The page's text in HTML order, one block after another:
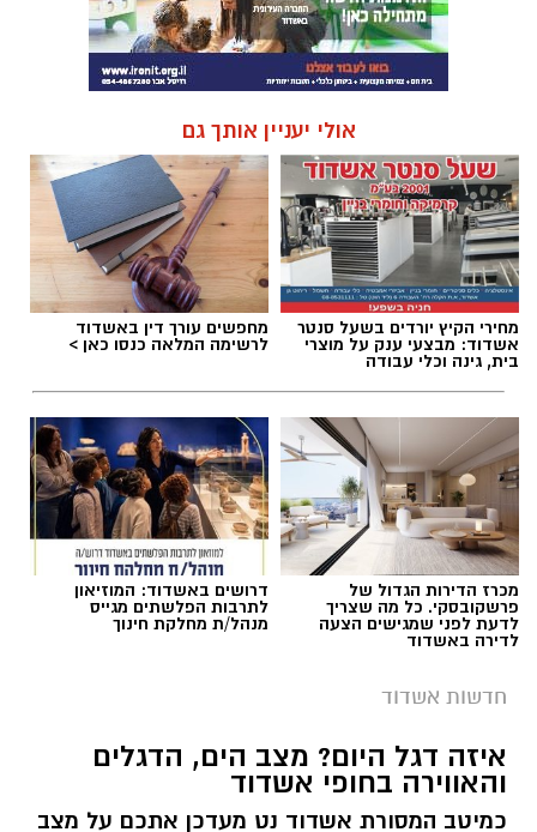
אולי יעניין אותך גם
מחירי הקיץ יורדים בשעל סנטר
אשדוד: מבצעי ענק על מוצרי
בית, גינה וכלי עבודה
מחפשים עורך דין באשדוד
לרשימה המלאה כנסו כאן >
מכרז הדירות הגדול של
פרשקובסקי. כל מה שצריך
לדעת לפני שמגישים הצעה
לדירה באשדוד
דרושים באשדוד: המוזיאון
לתרבות הפלשתים מגייס
מנהל/ת מחלקת חינוך
חדשות אשדוד
איזה דגל היום? מצב הים, הדגלים
והאווירה בחופי אשדוד
כמיטב המסורת אשדוד נט מעדכן אתכם על מצב